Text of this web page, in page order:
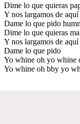
Dime lo que quieras
Y nos largamos de aquí
Dame lo que pido humn
Dime lo que quieras
Y nos largamos de aquí
Dame lo que pido
Yo whine oh yo whine
Yo whine oh bby yo